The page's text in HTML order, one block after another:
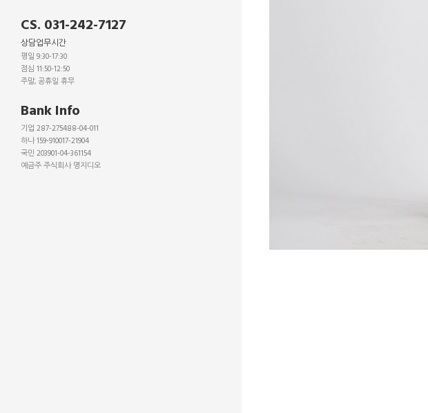
CS. 031-242-7127
상담업무시간
평일 9:30-17:30
점심 11:50-12:50
주말, 공휴일 휴무
Bank Info
기업 287-275488-04-011
하나 159-910017-21904
국민 203901-04-361154
예금주 주식회사 명지디오